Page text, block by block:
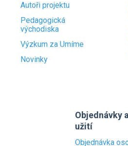
Autoři projektu
Pedagogická
východiska
Výzkum za Umíme
Novinky
Objednávky a
užití
Objednávka